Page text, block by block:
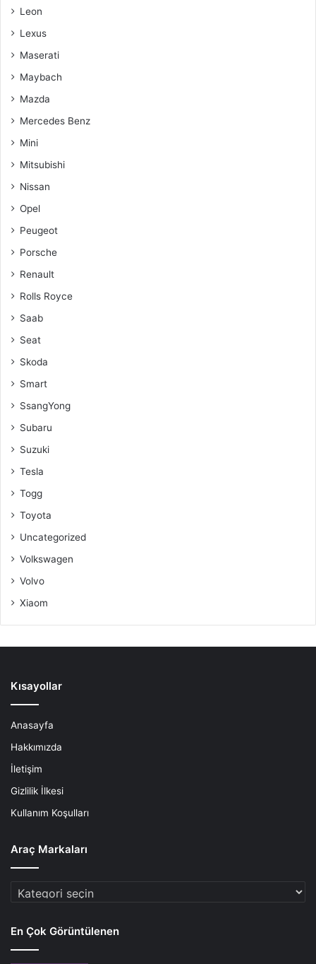
Leon
Lexus
Maserati
Maybach
Mazda
Mercedes Benz
Mini
Mitsubishi
Nissan
Opel
Peugeot
Porsche
Renault
Rolls Royce
Saab
Seat
Skoda
Smart
SsangYong
Subaru
Suzuki
Tesla
Togg
Toyota
Uncategorized
Volkswagen
Volvo
Xiaom
Kısayollar
Anasayfa
Hakkımızda
İletişim
Gizlilik İlkesi
Kullanım Koşulları
Araç Markaları
Araç
En Çok Görüntülenen